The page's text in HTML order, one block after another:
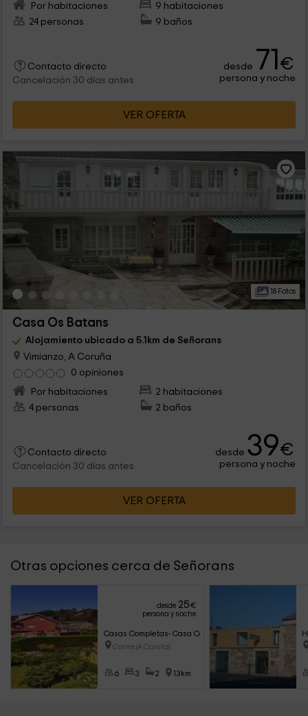
Por habitaciones
9 habitaciones
24 personas
9 baños
Contacto directo
Cancelación 30 días antes
desde 71€
persona y noche
VER OFERTA
18 Fotos
Casa Os Batans
Alojamiento ubicado a 5.1km de Señorans
Vimianzo, A Coruña
0 opiniones
Por habitaciones
2 habitaciones
4 personas
2 baños
Contacto directo
Cancelación 30 días antes
desde 39€
persona y noche
VER OFERTA
Otras opciones cerca de Señorans
desde 25€
persona y noche
Casas Completas- Casa Caramanchón
Corme (A Coruña)
6 3 2 13km